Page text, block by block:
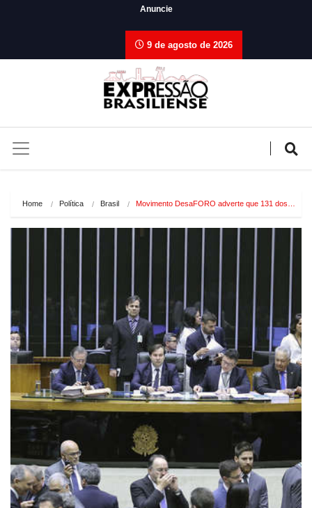
Anuncie
9 de agosto de 2026
Home Política Brasil Movimento DesaFORO adverte que 131 dos…